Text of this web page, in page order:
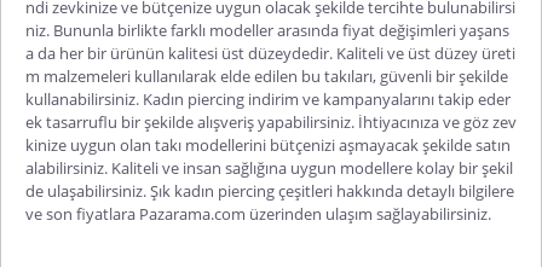
ndi zevkinize ve bütçenize uygun olacak şekilde tercihte bulunabilirsi
niz. Bununla birlikte farklı modeller arasında fiyat değişimleri yaşans
a da her bir ürünün kalitesi üst düzeydedir. Kaliteli ve üst düzey üreti
m malzemeleri kullanılarak elde edilen bu takıları, güvenli bir şekilde
kullanabilirsiniz. Kadın piercing indirim ve kampanyalarını takip eder
ek tasarruflu bir şekilde alışveriş yapabilirsiniz. İhtiyacınıza ve göz zev
kinize uygun olan takı modellerini bütçenizi aşmayacak şekilde satın
alabilirsiniz. Kaliteli ve insan sağlığına uygun modellere kolay bir şekil
de ulaşabilirsiniz. Şık kadın piercing çeşitleri hakkında detaylı bilgilere
ve son fiyatlara Pazarama.com üzerinden ulaşım sağlayabilirsiniz.